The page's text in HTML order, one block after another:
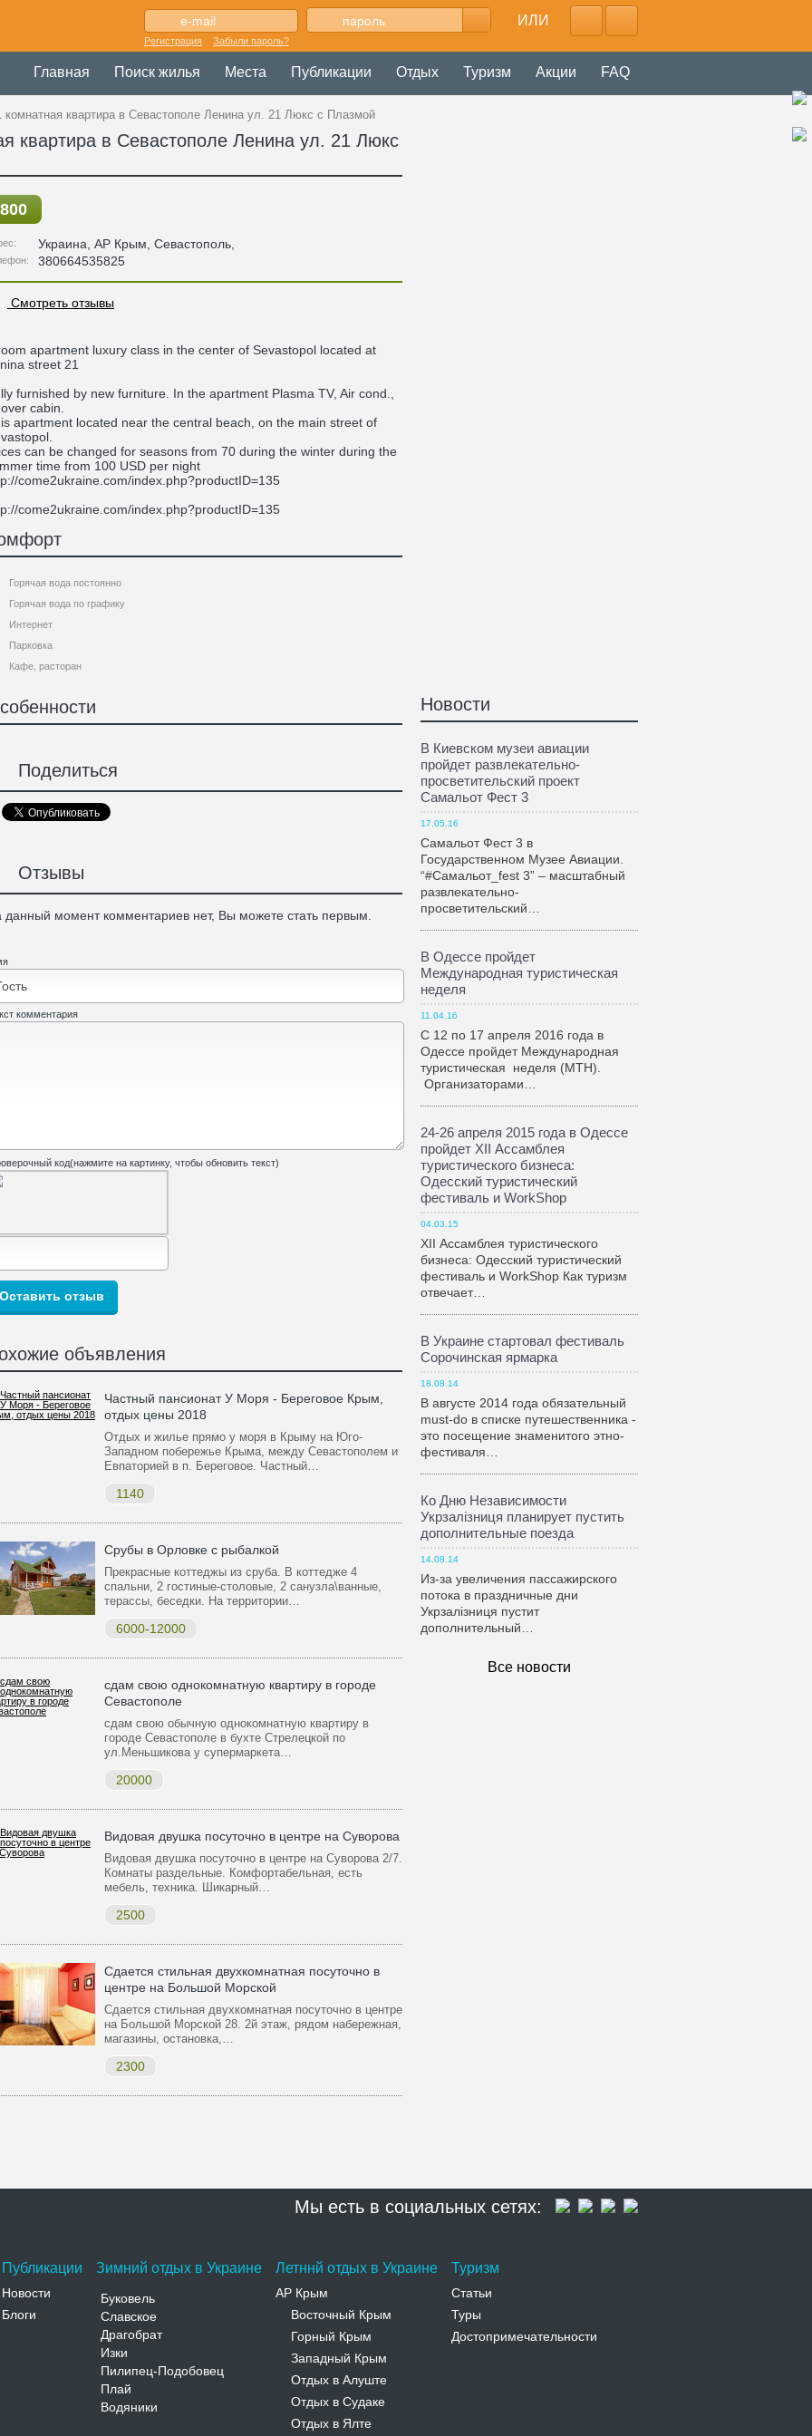
ИЛИ
Регистрация Забыли пароль?
Главная Поиск жилья Места Публикации Отдых Туризм Акции FAQ
комнатная квартира в Севастополе Ленина ул. 21 Люкс с Плазмой
квартира в Севастополе Ленина ул. 21 Люкс
800
Украина АР Крым , Севастополь,
380664535825
Смотреть отзывы
apartment luxury class in the center of Sevastopol located at
street 21
furnished by new furniture. In the apartment Plasma TV, Air cond.,
cabin.
apartment located near the central beach, on the main street of
can be changed for seasons from 70 during the winter during the
time from 100 USD per night
come2ukraine.com/index.php?productID=135
come2ukraine.com/index.php?productID=135
Горячая вода постоянно
Горячая вода по графику
Интернет
Парковка
Кафе, расторан
Поделиться
Отзывы
данный момент комментариев нет, Вы можете стать первым.
комментария
код(нажмите на картинку, чтобы обновить текст)
объявления
Частный пансионат У Моря - Береговое Крым,
отдых цены 2018
Отдых и жилье прямо у моря в Крыму на Юго-
Западном побережье Крыма, между Севастополем и
Евпаторией в п. Береговое. Частный…
1140
Срубы в Орловке с рыбалкой
Прекрасные коттеджы из сруба. В коттедже 4
спальни, 2 гостиные-столовые, 2 санузла\ванные,
терассы, беседки. На территории…
6000-12000
сдам свою однокомнатную квартиру в городе
Cевастополе
сдам свою обычную однокомнатную квартиру в
городе Cевастополе в бухте Стрелецкой по
ул.Меньшикова у супермаркета…
20000
Видовая двушка посуточно в центре на Суворова
Видовая двушка посуточно в центре на Суворова 2/7.
Комнаты раздельные. Комфортабельная, есть
мебель, техника. Шикарный…
2500
Сдается стильная двухкомнатная посуточно в
центре на Большой Морской
Сдается стильная двухкомнатная посуточно в центре
на Большой Морской 28. 2й этаж, рядом набережная,
магазины, остановка,…
2300
Новости
В Киевском музеи авиации
пройдет развлекательно-
просветительский проект
Самальот Фест 3
17.05.16
Самальот Фест 3 в
Государственном Музее Авиации.
“#Самальот_fest 3” – масштабный
развлекательно-
просветительский…
В Одессе пройдет
Международная туристическая
неделя
11.04.16
С 12 по 17 апреля 2016 года в
Одессе пройдет Международная
туристическая неделя (МТН).
Организаторами…
24-26 апреля 2015 года в Одессе
пройдет XII Ассамблея
туристического бизнеса:
Одесский туристический
фестиваль и WorkShop
04.03.15
XII Ассамблея туристического
бизнеса: Одесский туристический
фестиваль и WorkShop Как туризм
отвечает…
В Украине стартовал фестиваль
Сорочинская ярмарка
18.08.14
В августе 2014 года обязательный
must-do в списке путешественника -
это посещение знаменитого этно-
фестиваля…
Ко Дню Независимости
Укрзалiзниця планирует пустить
дополнительные поезда
14.08.14
Из-за увеличения пассажирского
потока в праздничные дни
Укрзалiзниця пустит
дополнительный…
Все новости
Мы есть в социальных сетях:
Публикации
Новости
Блоги
Зимний отдых в Украине
Буковель
Славское
Драгобрат
Изки
Пилипец-Подобовец
Плай
Водяники
Летннй отдых в Украине
АР Крым
Восточный Крым
Горный Крым
Западный Крым
Отдых в Алуште
Отдых в Судаке
Отдых в Ялте
Туризм
Статьи
Туры
Достопримечательности